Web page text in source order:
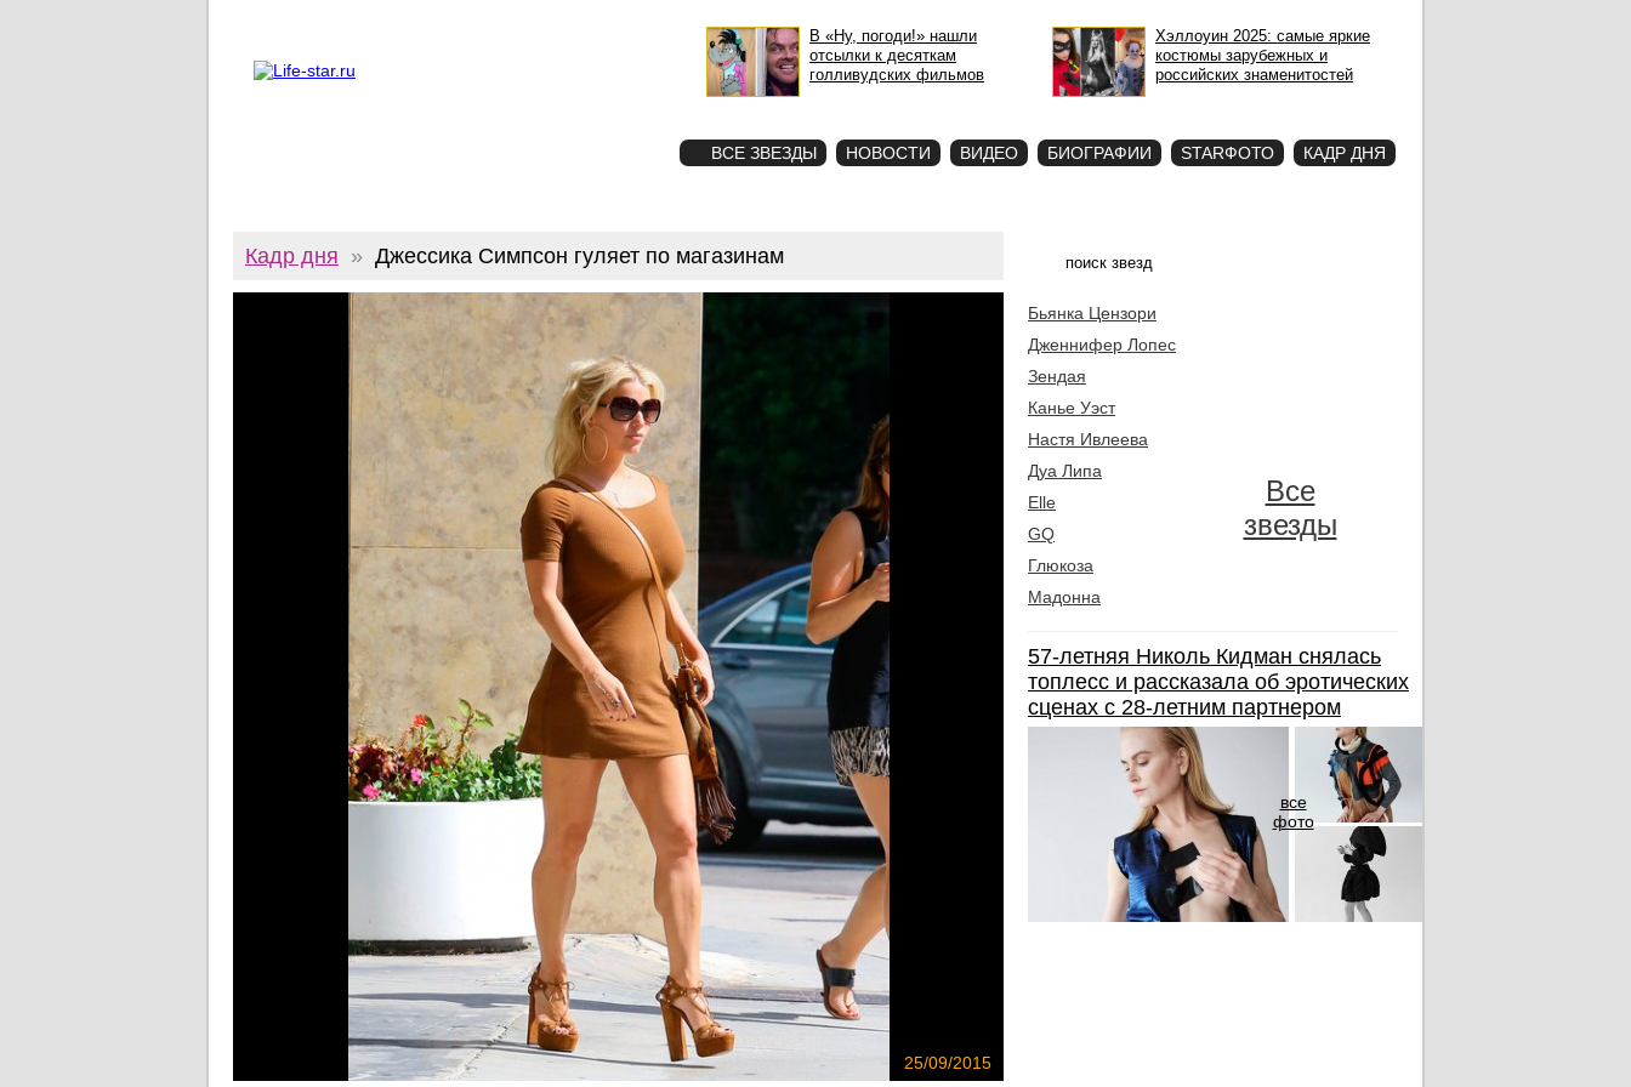
В «Ну, погоди!» нашли
отсылки к десяткам
голливудских фильмов
Хэллоуин 2025: самые яркие
костюмы зарубежных и
российских знаменитостей
ВСЕ ЗВЕЗДЫ НОВОСТИ ВИДЕО БИОГРАФИИ STARФОТО КАДР ДНЯ
Кадр дня » Джессика Симпсон гуляет по магазинам
25/09/2015
Бьянка Цензори
Дженнифер Лопес
Зендая
Канье Уэст
Настя Ивлеева
Дуа Липа
Elle
GQ
Глюкоза
Мадонна
Все
звезды
57-летняя Николь Кидман снялась
топлесс и рассказала об эротических
сценах с 28-летним партнером
все
фото